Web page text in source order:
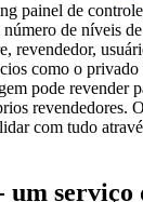
painel de
de níveis
revendedor,
como o
pode revender
revendedores.
com tudo
um serviço